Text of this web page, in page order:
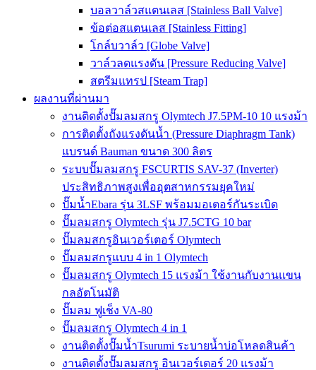
บอลวาล์วสแตนเลส [Stainless Ball Valve]
ข้อต่อสแตนเลส [Stainless Fitting]
โกล์บวาล์ว [Globe Valve]
วาล์วลดแรงดัน [Pressure Reducing Valve]
สตรีมแทรป [Steam Trap]
ผลงานที่ผ่านมา
งานติดตั้งปั๊มลมสกรู Olymtech J7.5PM-10 10 แรงม้า
การติดตั้งถังแรงดันน้ำ (Pressure Diaphragm Tank)
แบรนด์ Bauman ขนาด 300 ลิตร
ระบบปั๊มลมสกรู FSCURTIS SAV-37 (Inverter)
ประสิทธิภาพสูงเพื่ออุตสาหกรรมยุคใหม่
ปั๊มน้ำEbara รุ่น 3LSF พร้อมมอเตอร์กันระเบิด
ปั๊มลมสกรู Olymtech รุ่น J7.5CTG 10 bar
ปั๊มลมสกรูอินเวอร์เตอร์ Olymtech
ปั๊มลมสกรูแบบ 4 in 1 Olymtech
ปั๊มลมสกรู Olymtech 15 แรงม้า ใช้งานกับงานแขน
กลอัตโนมัติ
ปั๊มลม ฟูเช็ง VA-80
ปั๊มลมสกรู Olymtech 4 in 1
งานติดตั้งปั๊มน้ำTsurumi ระบายน้ำบ่อโหลดสินค้า
งานติดตั้งปั๊มลมสกรู อินเวอร์เตอร์ 20 แรงม้า